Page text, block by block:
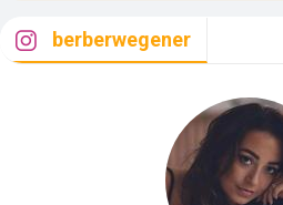
berberwegener